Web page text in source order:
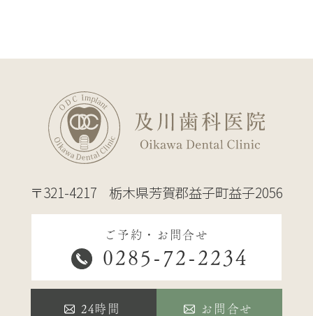
〒321-4217 栃木県芳賀郡益子町益子2056
ご予約・お問合せ
0285-72-2234
24時間 お問合せ